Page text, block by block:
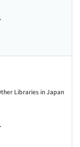
Libraries in Japan